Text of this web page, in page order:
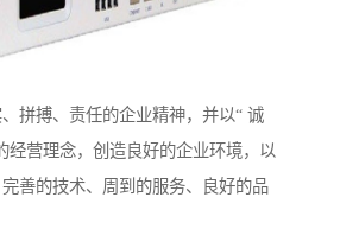
拼搏、责任的企业精神，并以“ 诚
经营理念，创造良好的企业环境，以
善的技术、周到的服务、良好的品